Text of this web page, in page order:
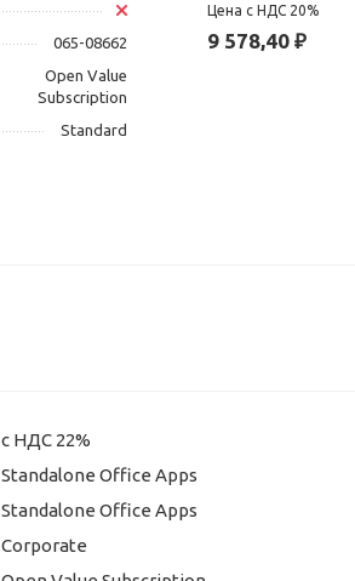
065-08662
Open Value
Subscription
Standard
Цена с НДС 20%
9 578,40 ₽
с НДС 22%
Standalone Office Apps
Standalone Office Apps
Corporate